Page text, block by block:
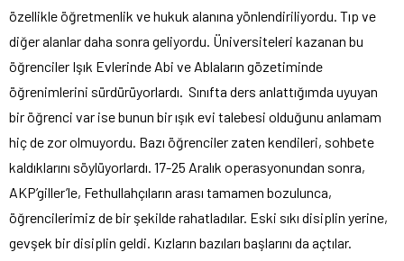
özellikle öğretmenlik ve hukuk alanına yönlendiriliyordu. Tıp ve
diğer alanlar daha sonra geliyordu. Üniversiteleri kazanan bu
öğrenciler Işık Evlerinde Abi ve Ablaların gözetiminde
öğrenimlerini sürdürüyorlardı. Sınıfta ders anlattığımda uyuyan
bir öğrenci var ise bunun bir ışık evi talebesi olduğunu anlamam
hiç de zor olmuyordu. Bazı öğrenciler zaten kendileri, sohbete
kaldıklarını söylüyorlardı. 17-25 Aralık operasyonundan sonra,
AKP’giller’le, Fethullahçıların arası tamamen bozulunca,
öğrencilerimiz de bir şekilde rahatladılar. Eski sıkı disiplin yerine,
gevşek bir disiplin geldi. Kızların bazıları başlarını da açtılar.